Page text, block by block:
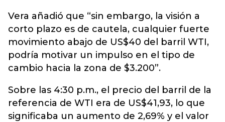
Vera añadió que “sin embargo, la visión a
corto plazo es de cautela, cualquier fuerte
movimiento abajo de US$40 del barril WTI,
podría motivar un impulso en el tipo de
cambio hacia la zona de $3.200”.
Sobre las 4:30 p.m., el precio del barril de la
referencia de WTI era de US$41,93, lo que
significaba un aumento de 2,69% y el valor